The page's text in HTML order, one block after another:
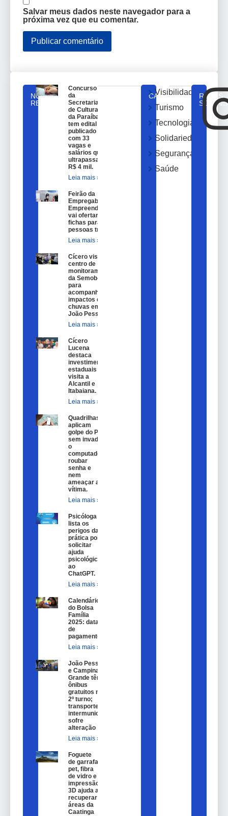
Salvar meus dados neste navegador para a
próxima vez que eu comentar.
NOTICIAS
RELACIONADAS
Concurso
da
Secretaria
de Cultura
da Paraíba
tem edital
publicado
com 33
vagas e
salários que
ultrapassam
R$ 4 mil.
Leia mais »
Feirão da
Empregabilidade e
Empreendedorismo
vai ofertar 100
fichas para
pessoas trans.
Leia mais »
Cícero visita
centro de
monitoramento
da Semob-JP
para
acompanhar
impactos das
chuvas em
João Pessoa.
Leia mais »
Cícero
Lucena
destaca
investimentos
estaduais em
visita a
Alcantil e
Itabaiana.
Leia mais »
Quadrilhas
aplicam
golpe do Pix
sem invadir
o
computador,
roubar
senha e
nem
ameaçar a
vítima.
Leia mais »
Psicóloga
lista os
perigos da
prática por
solicitar
ajuda
psicológica
ao
ChatGPT.
Leia mais »
Calendário
do Bolsa
Família
2025: datas
de
pagamento.
Leia mais »
João Pessoa
e Campina
Grande têm
ônibus
gratuitos no
2º turno;
transporte
intermunicipal
sofre
alteração
Leia mais »
Foguete
de garrafa
pet, fibra
de vidro e
impressão
3D ajuda a
recuperar
áreas da
Caatinga
CATEGORIAS
Visibilidade
Turismo
Tecnologia
Solidariedade
Segurança
Saúde
REDES
SOCIAIS